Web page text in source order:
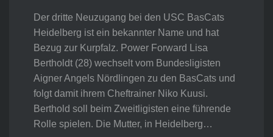
Der dritte Neuzugang bei den USC BasCats
Heidelberg ist ein bekannter Name und hat
Bezug zur Kurpfalz. Power Forward Lisa
Bertholdt (28) wechselt vom Bundesligisten
Aigner Angels Nördlingen zu den BasCats und
folgt damit ihrem Cheftrainer Niko Kuusi.
Berthold soll beim Zweitligisten eine führende
Rolle spielen. Die Mutter, in Heidelberg…